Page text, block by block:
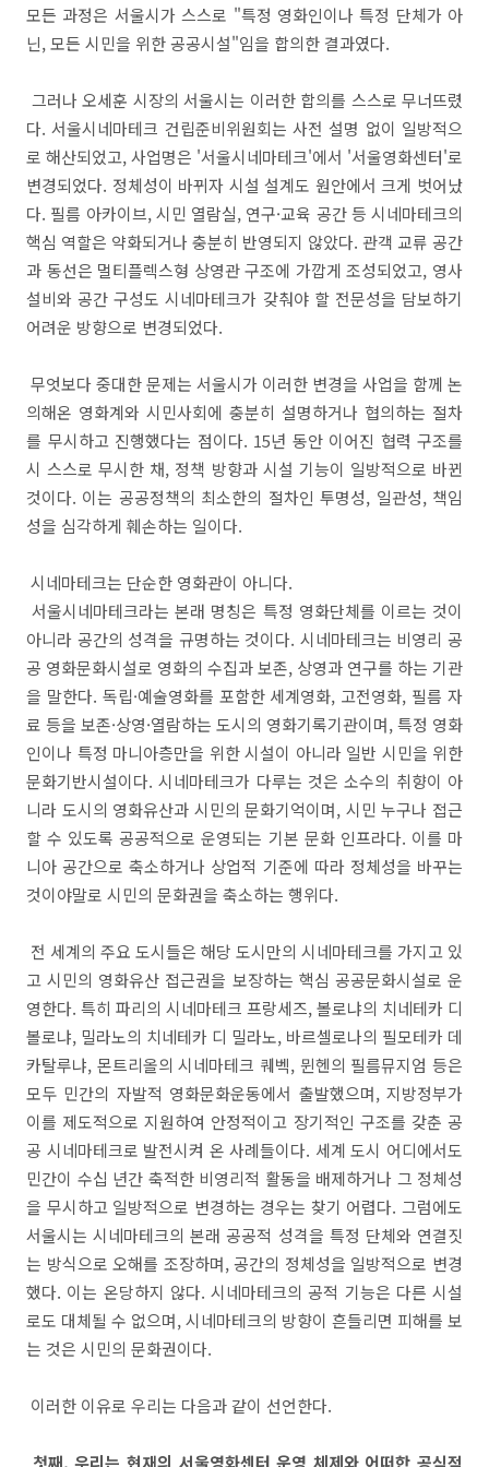
모든 과정은 서울시가 스스로 "특정 영화인이나 특정 단체가 아
닌, 모든 시민을 위한 공공시설"임을 합의한 결과였다.
그러나 오세훈 시장의 서울시는 이러한 합의를 스스로 무너뜨렸
다. 서울시네마테크 건립준비위원회는 사전 설명 없이 일방적으
로 해산되었고, 사업명은 '서울시네마테크'에서 '서울영화센터'로
변경되었다. 정체성이 바뀌자 시설 설계도 원안에서 크게 벗어났
다. 필름 아카이브, 시민 열람실, 연구·교육 공간 등 시네마테크의
핵심 역할은 약화되거나 충분히 반영되지 않았다. 관객 교류 공간
과 동선은 멀티플렉스형 상영관 구조에 가깝게 조성되었고, 영사
설비와 공간 구성도 시네마테크가 갖춰야 할 전문성을 담보하기
어려운 방향으로 변경되었다.
무엇보다 중대한 문제는 서울시가 이러한 변경을 사업을 함께 논
의해온 영화계와 시민사회에 충분히 설명하거나 협의하는 절차
를 무시하고 진행했다는 점이다. 15년 동안 이어진 협력 구조를
시 스스로 무시한 채, 정책 방향과 시설 기능이 일방적으로 바뀐
것이다. 이는 공공정책의 최소한의 절차인 투명성, 일관성, 책임
성을 심각하게 훼손하는 일이다.
시네마테크는 단순한 영화관이 아니다.
서울시네마테크라는 본래 명칭은 특정 영화단체를 이르는 것이
아니라 공간의 성격을 규명하는 것이다. 시네마테크는 비영리 공
공 영화문화시설로 영화의 수집과 보존, 상영과 연구를 하는 기관
을 말한다. 독립·예술영화를 포함한 세계영화, 고전영화, 필름 자
료 등을 보존·상영·열람하는 도시의 영화기록기관이며, 특정 영화
인이나 특정 마니아층만을 위한 시설이 아니라 일반 시민을 위한
문화기반시설이다. 시네마테크가 다루는 것은 소수의 취향이 아
니라 도시의 영화유산과 시민의 문화기억이며, 시민 누구나 접근
할 수 있도록 공공적으로 운영되는 기본 문화 인프라다. 이를 마
니아 공간으로 축소하거나 상업적 기준에 따라 정체성을 바꾸는
것이야말로 시민의 문화권을 축소하는 행위다.
전 세계의 주요 도시들은 해당 도시만의 시네마테크를 가지고 있
고 시민의 영화유산 접근권을 보장하는 핵심 공공문화시설로 운
영한다. 특히 파리의 시네마테크 프랑세즈, 볼로냐의 치네테카 디
볼로냐, 밀라노의 치네테카 디 밀라노, 바르셀로나의 필모테카 데
카탈루냐, 몬트리올의 시네마테크 퀘벡, 뮌헨의 필름뮤지엄 등은
모두 민간의 자발적 영화문화운동에서 출발했으며, 지방정부가
이를 제도적으로 지원하여 안정적이고 장기적인 구조를 갖춘 공
공 시네마테크로 발전시켜 온 사례들이다. 세계 도시 어디에서도
민간이 수십 년간 축적한 비영리적 활동을 배제하거나 그 정체성
을 무시하고 일방적으로 변경하는 경우는 찾기 어렵다. 그럼에도
서울시는 시네마테크의 본래 공공적 성격을 특정 단체와 연결짓
는 방식으로 오해를 조장하며, 공간의 정체성을 일방적으로 변경
했다. 이는 온당하지 않다. 시네마테크의 공적 기능은 다른 시설
로도 대체될 수 없으며, 시네마테크의 방향이 흔들리면 피해를 보
는 것은 시민의 문화권이다.
이러한 이유로 우리는 다음과 같이 선언한다.
첫째, 우리는 현재의 서울영화센터 운영 체제와 어떠한 공식적